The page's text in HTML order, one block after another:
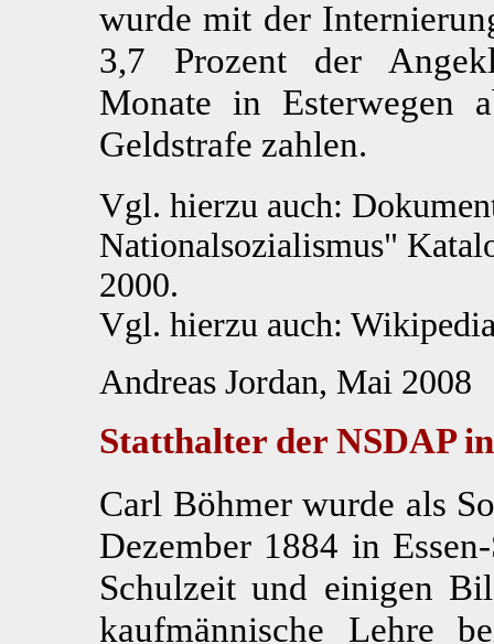
wurde mit der
3,7 Prozent der
Monate in Esterwegen
Geldstrafe zahlen.
Vgl. hierzu auch:
Nationalsozialismus"
2000.
Vgl. hierzu auch:
Andreas Jordan, Mai 2008
Statthalter der NSDAP
Carl Böhmer wurde als
Dezember 1884 in
Schulzeit und einigen
kaufmännische Lehre